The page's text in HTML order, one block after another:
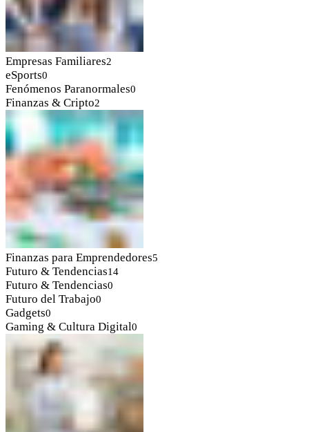
Empresas Familiares2
eSports0
Fenómenos Paranormales0
Finanzas & Cripto2
Finanzas para Emprendedores5
Futuro & Tendencias14
Futuro & Tendencias0
Futuro del Trabajo0
Gadgets0
Gaming & Cultura Digital0